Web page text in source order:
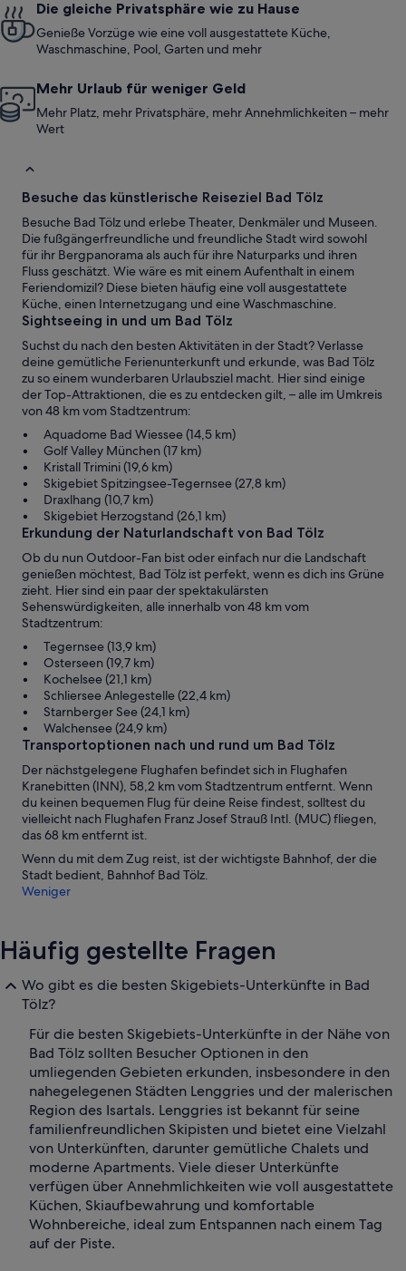
Die gleiche Privatsphäre wie zu Hause
Genieße Vorzüge wie eine voll ausgestattete Küche,
Waschmaschine, Pool, Garten und mehr
Mehr Urlaub für weniger Geld
Mehr Platz, mehr Privatsphäre, mehr Annehmlichkeiten – mehr
Wert
Besuche das künstlerische Reiseziel Bad Tölz
Besuche Bad Tölz und erlebe Theater, Denkmäler und Museen.
Die fußgängerfreundliche und freundliche Stadt wird sowohl
für ihr Bergpanorama als auch für ihre Naturparks und ihren
Fluss geschätzt. Wie wäre es mit einem Aufenthalt in einem
Feriendomizil? Diese bieten häufig eine voll ausgestattete
Küche, einen Internetzugang und eine Waschmaschine.
Sightseeing in und um Bad Tölz
Suchst du nach den besten Aktivitäten in der Stadt? Verlasse
deine gemütliche Ferienunterkunft und erkunde, was Bad Tölz
zu so einem wunderbaren Urlaubsziel macht. Hier sind einige
der Top-Attraktionen, die es zu entdecken gilt, – alle im Umkreis
von 48 km vom Stadtzentrum:
Aquadome Bad Wiessee (14,5 km)
Golf Valley München (17 km)
Kristall Trimini (19,6 km)
Skigebiet Spitzingsee-Tegernsee (27,8 km)
Draxlhang (10,7 km)
Skigebiet Herzogstand (26,1 km)
Erkundung der Naturlandschaft von Bad Tölz
Ob du nun Outdoor-Fan bist oder einfach nur die Landschaft
genießen möchtest, Bad Tölz ist perfekt, wenn es dich ins Grüne
zieht. Hier sind ein paar der spektakulärsten
Sehenswürdigkeiten, alle innerhalb von 48 km vom
Stadtzentrum:
Tegernsee (13,9 km)
Osterseen (19,7 km)
Kochelsee (21,1 km)
Schliersee Anlegestelle (22,4 km)
Starnberger See (24,1 km)
Walchensee (24,9 km)
Transportoptionen nach und rund um Bad Tölz
Der nächstgelegene Flughafen befindet sich in Flughafen
Kranebitten (INN), 58,2 km vom Stadtzentrum entfernt. Wenn
du keinen bequemen Flug für deine Reise findest, solltest du
vielleicht nach Flughafen Franz Josef Strauß Intl. (MUC) fliegen,
das 68 km entfernt ist.
Wenn du mit dem Zug reist, ist der wichtigste Bahnhof, der die
Stadt bedient, Bahnhof Bad Tölz.
Weniger
Häufig gestellte Fragen
Wo gibt es die besten Skigebiets-Unterkünfte in Bad
Tölz?
Für die besten Skigebiets-Unterkünfte in der Nähe von
Bad Tölz sollten Besucher Optionen in den
umliegenden Gebieten erkunden, insbesondere in den
nahegelegenen Städten Lenggries und der malerischen
Region des Isartals. Lenggries ist bekannt für seine
familienfreundlichen Skipisten und bietet eine Vielzahl
von Unterkünften, darunter gemütliche Chalets und
moderne Apartments. Viele dieser Unterkünfte
verfügen über Annehmlichkeiten wie voll ausgestattete
Küchen, Skiaufbewahrung und komfortable
Wohnbereiche, ideal zum Entspannen nach einem Tag
auf der Piste.